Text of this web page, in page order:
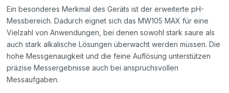
Ein besonderes Merkmal des Geräts ist der erweiterte pH-
Messbereich. Dadurch eignet sich das MW105 MAX für eine
Vielzahl von Anwendungen, bei denen sowohl stark saure als
auch stark alkalische Lösungen überwacht werden müssen. Die
hohe Messgenauigkeit und die feine Auflösung unterstützen
präzise Messergebnisse auch bei anspruchsvollen
Messaufgaben.